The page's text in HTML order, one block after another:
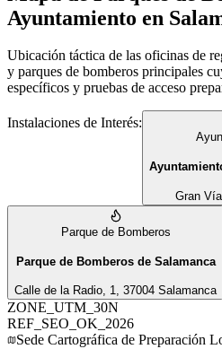
Ayuntamiento en
Ubicación táctica de las oficinas de
y parques de bomberos principales
específicos y pruebas de acceso
Instalaciones de Interés:
Gran
Parque de Bomberos
Parque de Bomberos de Salamanca
Calle de la Radio, 1, 37004 Salamanca
ZONE_UTM_30N
REF_SEO_OK_2026
Sede Cartográfica de Preparación